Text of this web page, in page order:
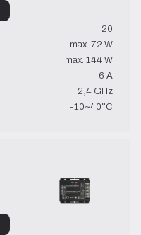
20
max. 72 W
max. 144 W
6 A
2,4 GHz
-10~40°C